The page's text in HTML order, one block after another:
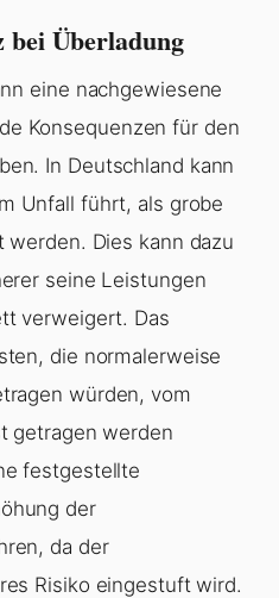
bei Überladung
eine nachgewiesene
Konsequenzen für den
In Deutschland kann
Unfall führt, als grobe
Dies kann dazu
seine Leistungen
verweigert. Das
die normalerweise
würden, vom
getragen werden
festgestellte
der
da der
Risiko eingestuft wird.